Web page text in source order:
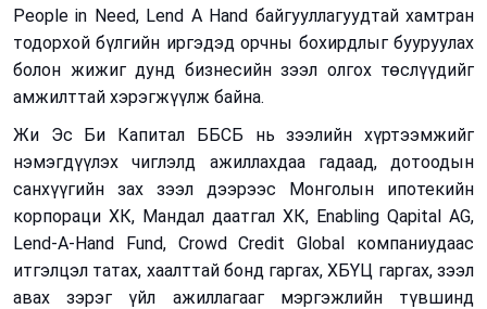
People in Need, Lend A Hand байгууллагуудтай хамтран
тодорхой бүлгийн иргэдэд орчны бохирдлыг бууруулах
болон жижиг дунд бизнесийн зээл олгох төслүүдийг
амжилттай хэрэгжүүлж байна.
Жи Эс Би Капитал ББСБ нь зээлийн хүртээмжийг
нэмэгдүүлэх чиглэлд ажиллахдаа гадаад, дотоодын
санхүүгийн зах зээл дээрээс Монголын ипотекийн
корпораци ХК, Мандал даатгал ХК, Enabling Qapital AG,
Lend-A-Hand Fund, Crowd Credit Global компаниудаас
итгэлцэл татах, хаалттай бонд гаргах, ХБҮЦ гаргах, зээл
авах зэрэг үйл ажиллагааг мэргэжлийн түвшинд